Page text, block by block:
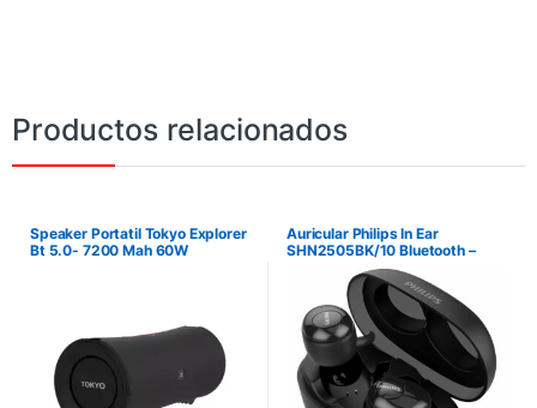
Productos relacionados
Speaker Portatil Tokyo Explorer
Bt 5.0- 7200 Mah 60W
Auricular Philips In Ear
SHN2505BK/10 Bluetooth –